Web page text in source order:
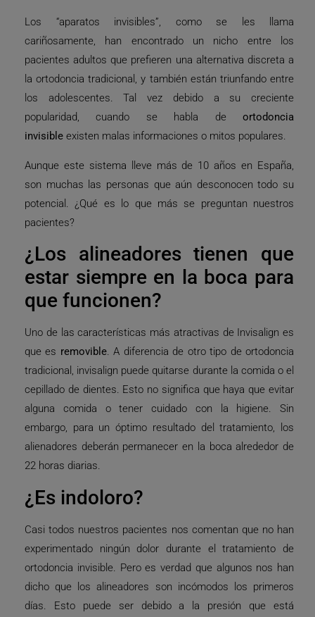
Los “aparatos invisibles”, como se les llama
cariñosamente, han encontrado un nicho entre los
pacientes adultos que prefieren una alternativa discreta a
la ortodoncia tradicional, y también están triunfando entre
los adolescentes. Tal vez debido a su creciente
popularidad, cuando se habla de ortodoncia
invisible existen malas informaciones o mitos populares.
Aunque este sistema lleve más de 10 años en España,
son muchas las personas que aún desconocen todo su
potencial. ¿Qué es lo que más se preguntan nuestros
pacientes?
¿Los alineadores tienen que
estar siempre en la boca para
que funcionen?
Uno de las características más atractivas de Invisalign es
que es removible. A diferencia de otro tipo de ortodoncia
tradicional, invisalign puede quitarse durante la comida o el
cepillado de dientes. Esto no significa que haya que evitar
alguna comida o tener cuidado con la higiene. Sin
embargo, para un óptimo resultado del tratamiento, los
alienadores deberán permanecer en la boca alrededor de
22 horas diarias.
¿Es indoloro?
Casi todos nuestros pacientes nos comentan que no han
experimentado ningún dolor durante el tratamiento de
ortodoncia invisible. Pero es verdad que algunos nos han
dicho que los alineadores son incómodos los primeros
días. Esto puede ser debido a la presión que está